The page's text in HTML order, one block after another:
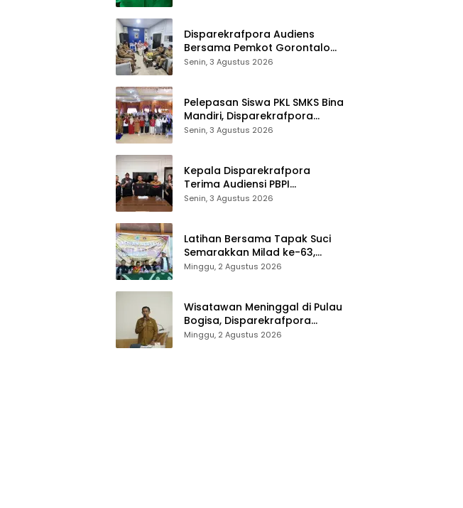
Disparekrafpora Audiens
Bersama Pemkot Gorontalo
Bahas Dukungan GKK 2026
Senin, 3 Agustus 2026
Pelepasan Siswa PKL SMKS Bina
Mandiri, Disparekrafpora
Dorong Lahirnya SDM
Senin, 3 Agustus 2026
Kepala Disparekrafpora
Terima Audiensi PBPI
Gorontalo.
Senin, 3 Agustus 2026
Latihan Bersama Tapak Suci
Semarakkan Milad ke-63,
Sultan Kalupe Ajak Atlet
Minggu, 2 Agustus 2026
Wisatawan Meninggal di Pulau
Bogisa, Disparekrafpora
Sampaikan Duka Cita, Imbau
Minggu, 2 Agustus 2026